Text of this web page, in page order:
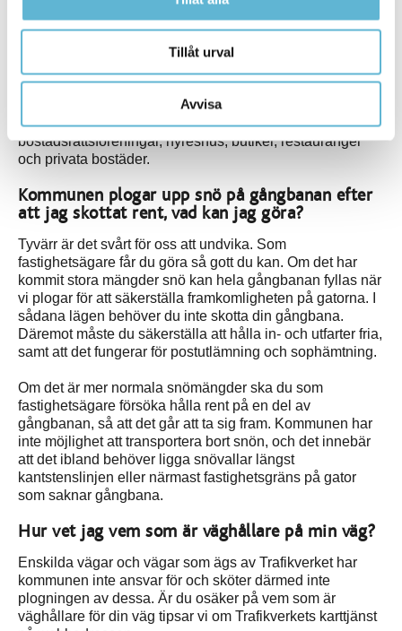
Tillåt urval
Avvisa
lokal- och villagator samt andra cykelbanor.
Vem har ansvaret att skotta utanför min
lägenhet?
Det är fastighetsägaren som ansvarar för det. Det gäller
både stora och små fastighetsägare till
bostadsrättsföreningar, hyreshus, butiker, restauranger
och privata bostäder.
Kommunen plogar upp snö på gångbanan efter
att jag skottat rent, vad kan jag göra?
Tyvärr är det svårt för oss att undvika. Som
fastighetsägare får du göra så gott du kan. Om det har
kommit stora mängder snö kan hela gångbanan fyllas när
vi plogar för att säkerställa framkomligheten på gatorna. I
sådana lägen behöver du inte skotta din gångbana.
Däremot måste du säkerställa att hålla in- och utfarter fria,
samt att det fungerar för postutlämning och sophämtning.
Om det är mer normala snömängder ska du som
fastighetsägare försöka hålla rent på en del av
gångbanan, så att det går att ta sig fram. Kommunen har
inte möjlighet att transportera bort snön, och det innebär
att det ibland behöver ligga snövallar längst
kantstenslinjen eller närmast fastighetsgräns på gator
som saknar gångbana.
Hur vet jag vem som är väghållare på min väg?
Enskilda vägar och vägar som ägs av Trafikverket har
kommunen inte ansvar för och sköter därmed inte
plogningen av dessa. Är du osäker på vem som är
väghållare för din väg tipsar vi om Trafikverkets karttjänst